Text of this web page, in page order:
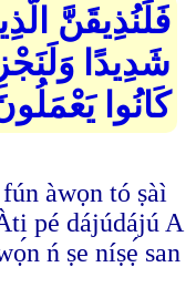
فَلَنُذِيقَنَّ
شَدِيدًا
كَانُوا
àwọn tó ṣàì
pé dájúdájú A
ń ṣe níṣẹ́ san